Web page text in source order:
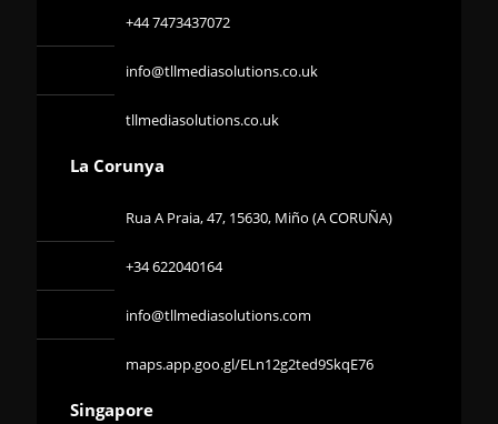
+44 7473437072
info@tllmediasolutions.co.uk
tllmediasolutions.co.uk
La Corunya
Rua A Praia, 47, 15630, Miño (A CORUÑA)
+34 622040164
info@tllmediasolutions.com
maps.app.goo.gl/ELn12g2ted9SkqE76
Singapore